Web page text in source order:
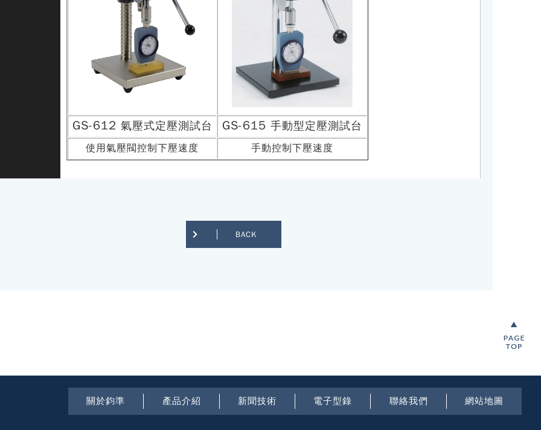
GS-612 氣壓式定壓測試台 GS-615手動型定壓測試台
使用氣壓閥控制下壓速度 手動控制下壓速度
BACK
關於鈞準 產品介紹 新聞技術 電子型錄 聯絡我們 網站地圖